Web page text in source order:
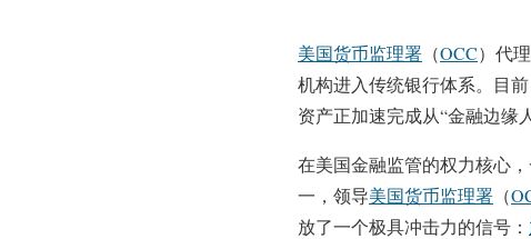
美国货币监理署 （OCC）代
机构进入传统银行体系。目前
资产正加速完成从“金融边缘
在美国金融监管的权力核心
一，领导美国货币监理署 （
放了一个极具冲击力的信号：